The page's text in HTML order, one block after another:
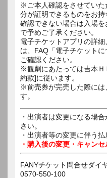
※ご本人確認をさせていた
分が証明できるものをお持
確認できない場合は入場
で予めご了承ください。
電子チケットアプリの詳
は、FAQ「電子チケット
ご確認ください。
※観劇にあたっては吉本Ｈ
約款]に従います。
※前売券が完売した際には
す。
・出演者は変更になる場
さい。
・出演者等の変更に伴う払
・購入後の変更・キャン
FANYチケット問合せダイ
0570-550-100